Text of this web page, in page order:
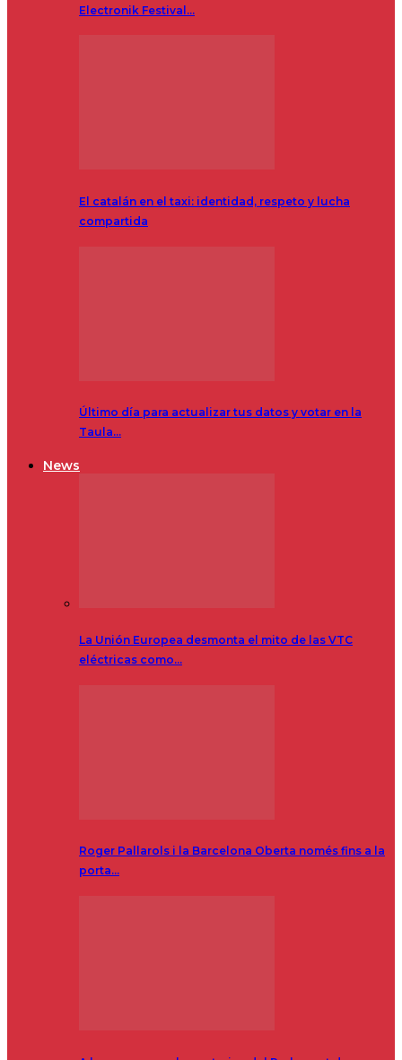
Electronik Festival…
El catalán en el taxi: identidad, respeto y lucha
compartida
Último día para actualizar tus datos y votar en la
Taula…
News
La Unión Europea desmonta el mito de las VTC
eléctricas como…
Roger Pallarols i la Barcelona Oberta només fins a la
porta…